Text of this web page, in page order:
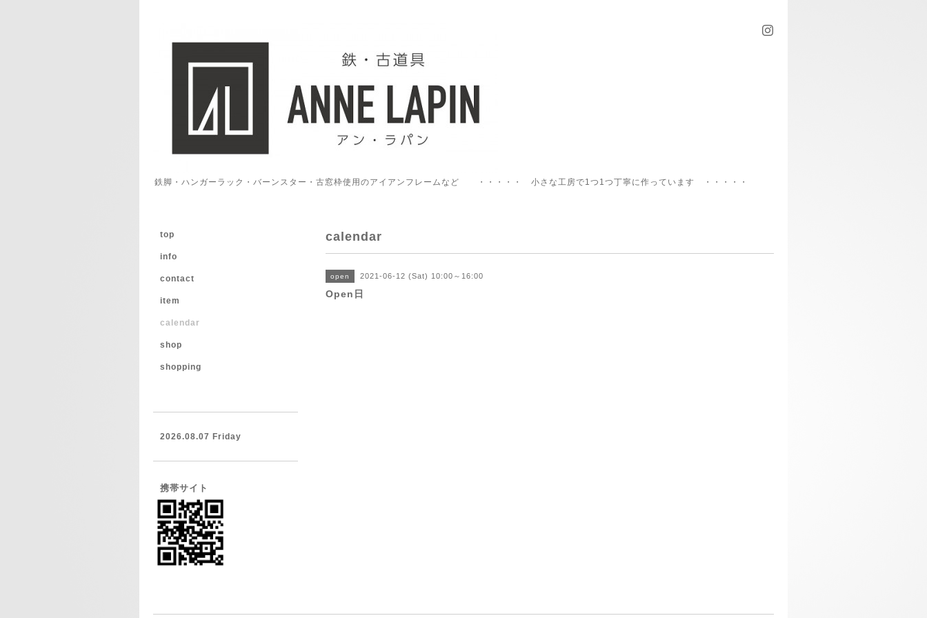
鉄脚・ハンガーラック・バーンスター・古窓枠使用のアイアンフレームなど ・・・・・ 小さな工房で1つ1つ丁寧に作っています ・・・・・
calendar
open 2021-06-12 (Sat) 10:00～16:00
Open日
top
info
contact
item
calendar
shop
shopping
2026.08.07 Friday
携帯サイト